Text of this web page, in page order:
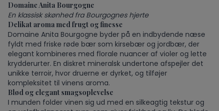
Domaine Anita Bourgogne
En klassisk skønhed fra Bourgognes hjerte
Delikat aroma med frugt og finesse
Domaine Anita Bourgogne byder på en indbydende næse
fyldt med friske røde bær som kirsebær og jordbær, der
elegant kombineres med florale nuancer af violer og lette
krydderurter. En diskret mineralsk undertone afspejler det
unikke terroir, hvor druerne er dyrket, og tilføjer
kompleksitet til vinens aroma.
Blød og elegant smagsoplevelse
I munden folder vinen sig ud med en silkeagtig tekstur og